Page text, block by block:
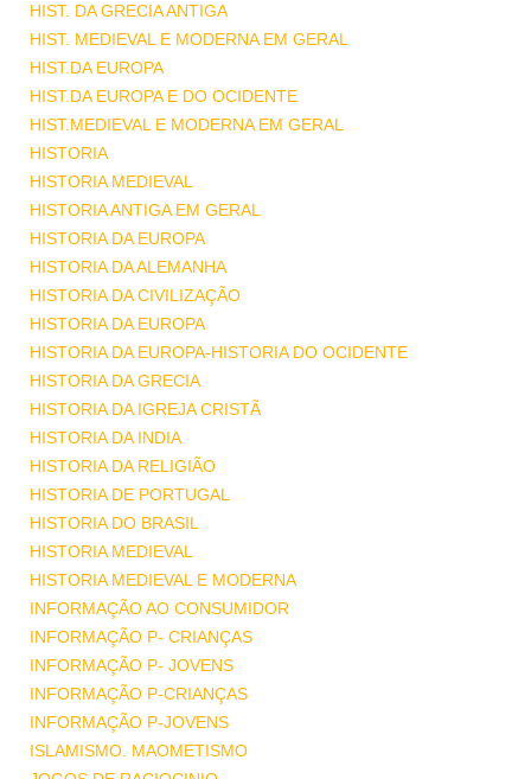
HIST. DA GRECIA ANTIGA
HIST. MEDIEVAL E MODERNA EM GERAL
HIST.DA EUROPA
HIST.DA EUROPA E DO OCIDENTE
HIST.MEDIEVAL E MODERNA EM GERAL
HISTORIA
HISTORIA MEDIEVAL
HISTORIA ANTIGA EM GERAL
HISTORIA DA EUROPA
HISTORIA DA ALEMANHA
HISTORIA DA CIVILIZAÇÃO
HISTORIA DA EUROPA
HISTORIA DA EUROPA-HISTORIA DO OCIDENTE
HISTORIA DA GRECIA
HISTORIA DA IGREJA CRISTÃ
HISTORIA DA INDIA
HISTORIA DA RELIGIÃO
HISTORIA DE PORTUGAL
HISTORIA DO BRASIL
HISTORIA MEDIEVAL
HISTORIA MEDIEVAL E MODERNA
INFORMAÇÃO AO CONSUMIDOR
INFORMAÇÃO P- CRIANÇAS
INFORMAÇÃO P- JOVENS
INFORMAÇÃO P-CRIANÇAS
INFORMAÇÃO P-JOVENS
ISLAMISMO. MAOMETISMO